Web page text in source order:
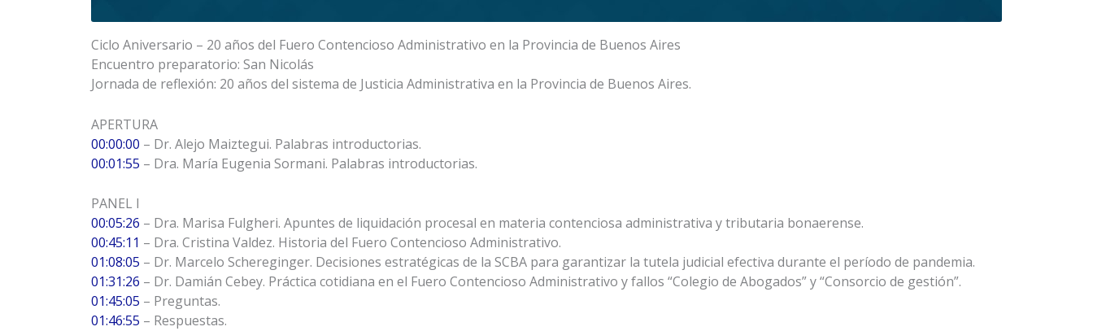
Ciclo Aniversario – 20 años del Fuero Contencioso Administrativo en la Provincia de Buenos Aires
Encuentro preparatorio: San Nicolás
Jornada de reflexión: 20 años del sistema de Justicia Administrativa en la Provincia de Buenos Aires.
APERTURA
00:00:00 – Dr. Alejo Maiztegui. Palabras introductorias.
00:01:55 – Dra. María Eugenia Sormani. Palabras introductorias.
PANEL I
00:05:26 – Dra. Marisa Fulgheri. Apuntes de liquidación procesal en materia contenciosa administrativa y tributaria bonaerense.
00:45:11 – Dra. Cristina Valdez. Historia del Fuero Contencioso Administrativo.
01:08:05 – Dr. Marcelo Schereginger. Decisiones estratégicas de la SCBA para garantizar la tutela judicial efectiva durante el período de pandemia.
01:31:26 – Dr. Damián Cebey. Práctica cotidiana en el Fuero Contencioso Administrativo y fallos “Colegio de Abogados” y “Consorcio de gestión”.
01:45:05 – Preguntas.
01:46:55 – Respuestas.